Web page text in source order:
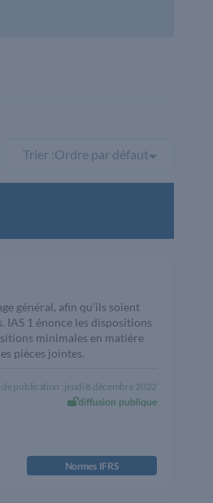
Trier :Ordre par défaut
général, afin qu’ils soient
IAS 1 énonce les dispositions
minimales en matière
pièces jointes.
de publication : jeudi 8 décembre 2022
diffusion publique
Normes IFRS